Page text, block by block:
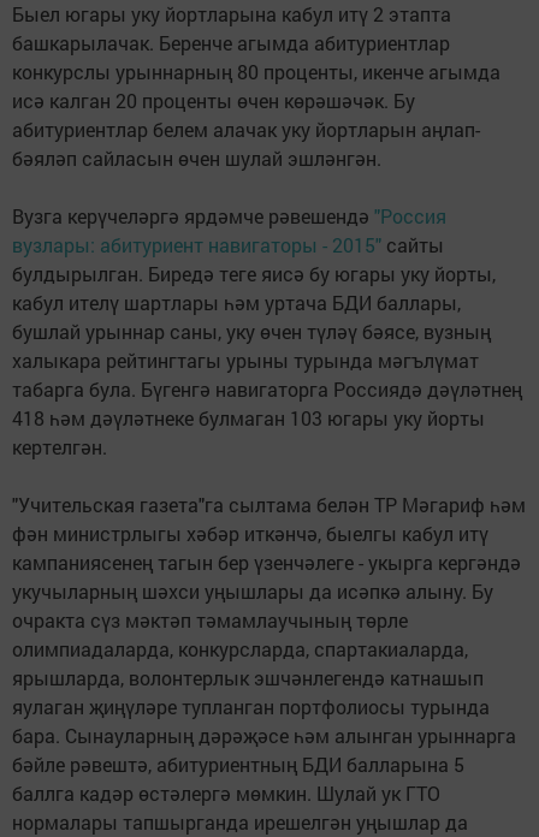
Быел югары уку йортларына кабул итү 2 этапта
башкарылачак. Беренче агымда абитуриентлар
конкурслы урыннарның 80 проценты, икенче агымда
исә калган 20 проценты өчен көрәшәчәк. Бу
абитуриентлар белем алачак уку йортларын аңлап-
бәяләп сайласын өчен шулай эшләнгән.
Вузга керүчеләргә ярдәмче рәвешендә "Россия
вузлары: абитуриент навигаторы - 2015" сайты
булдырылган. Биредә теге яисә бу югары уку йорты,
кабул ителү шартлары һәм уртача БДИ баллары,
бушлай урыннар саны, уку өчен түләү бәясе, вузның
халыкара рейтингтагы урыны турында мәгълүмат
табарга була. Бүгенгә навигаторга Россиядә дәүләтнең
418 һәм дәүләтнеке булмаган 103 югары уку йорты
кертелгән.
"Учительская газета"га сылтама белән ТР Мәгариф һәм
фән министрлыгы хәбәр иткәнчә, быелгы кабул итү
кампаниясенең тагын бер үзенчәлеге - укырга кергәндә
укучыларның шәхси уңышлары да исәпкә алыну. Бу
очракта сүз мәктәп тәмамлаучының төрле
олимпиадаларда, конкурсларда, спартакиаларда,
ярышларда, волонтерлык эшчәнлегендә катнашып
яулаган җиңүләре тупланган портфолиосы турында
бара. Сынауларның дәрәҗәсе һәм алынган урыннарга
бәйле рәвештә, абитуриентның БДИ балларына 5
баллга кадәр өстәлергә мөмкин. Шулай ук ГТО
нормалары тапшырганда ирешелгән уңышлар да